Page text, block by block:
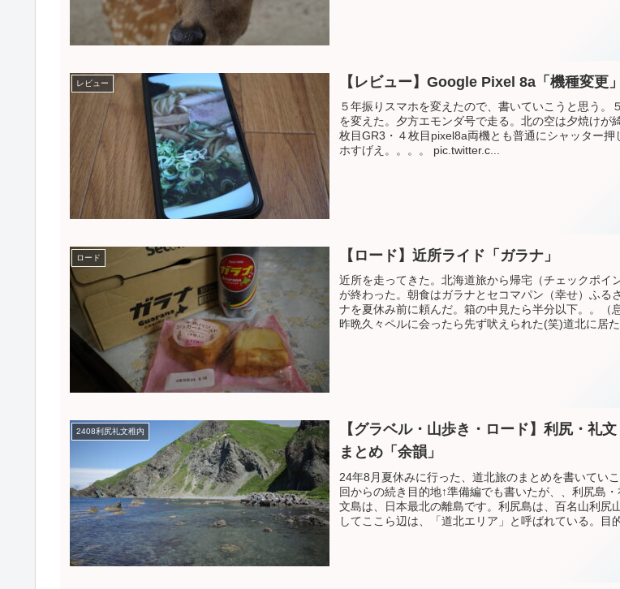
レビュー 【レビュー】Google Pixel 8a「機種変更」
５年振りスマホを変えたので、書いていこうと思う。
を変えた。夕方エモンダ号で走る。北の空は夕焼けが
枚目GR3・４枚目pixel8a両機とも普通にシャッター押
ホすげえ。。。。 pic.twitter.c...
ロード 【ロード】近所ライド「ガラナ」
近所を走ってきた。北海道旅から帰宅（チェックポイ
が終わった。朝食はガラナとセコマパン（幸せ）ふる
ナを夏休み前に頼んだ。箱の中見たら半分以下。。（
昨晩久々ペルに会ったら先ず吠えられた(笑)道北に居
2408利尻礼文稚内
【グラベル・山歩き・ロード】利尻・礼
まとめ「余韻」
24年8月夏休みに行った、道北旅のまとめを書いてい
回からの続き目的地↑準備編でも書いたが、、利尻島
文島は、日本最北の離島です。利尻島は、百名山利尻
してここら辺は、「道北エリア」と呼ばれている。目的